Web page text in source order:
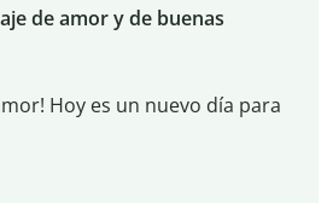
de amor y de buenas
Hoy es un nuevo día para